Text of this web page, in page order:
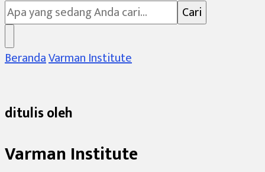
Sesuatu?
BerandaVarman Institute
ditulis oleh
Varman Institute